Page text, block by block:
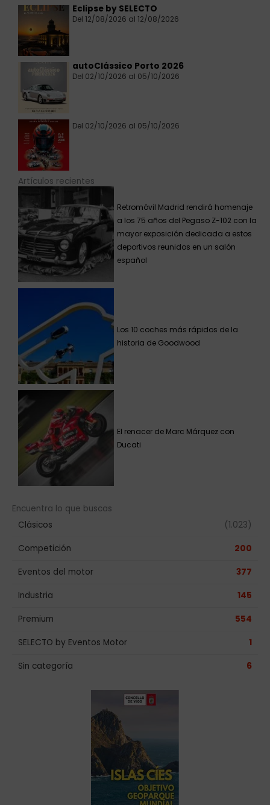
Eclipse by SELECTO
Del 12/08/2026 al 12/08/2026
autoClássico Porto 2026
Del 02/10/2026 al 05/10/2026
Del 02/10/2026 al 05/10/2026
Artículos recientes
Retromóvil Madrid rendirá homenaje
a los 75 años del Pegaso Z-102 con la
mayor exposición dedicada a estos
deportivos reunidos en un salón
español
Los 10 coches más rápidos de la
historia de Goodwood
El renacer de Marc Márquez con
Ducati
Encuentra lo que buscas
Clásicos
(1.023)
Competición 200
Eventos del motor 377
Industria 145
Premium 554
SELECTO by Eventos Motor 1
Sin categoría 6